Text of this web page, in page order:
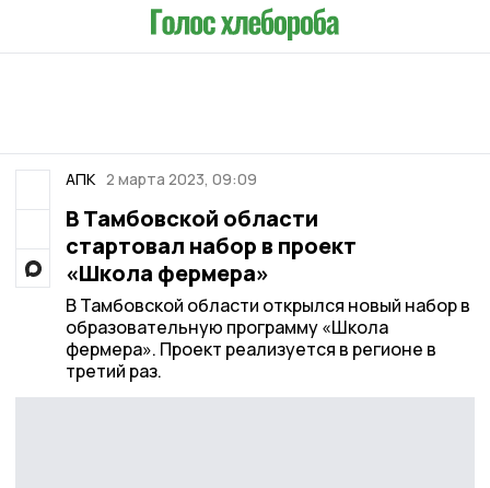
АПК 2 марта 2023, 09:09
В Тамбовской области
стартовал набор в проект
«Школа фермера»
В Тамбовской области открылся новый набор в
образовательную программу «Школа
фермера». Проект реализуется в регионе в
третий раз.